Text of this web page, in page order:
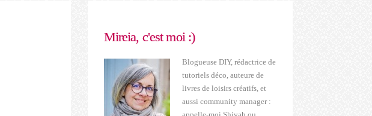
Mireia, c'est moi :)
Blogueuse DIY, rédactrice de
tutoriels déco, auteure de
livres de loisirs créatifs, et
aussi community manager :